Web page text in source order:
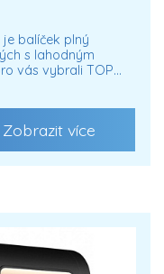
balíček plný
s lahodným
vás vybrali TOP…
Zobrazit více